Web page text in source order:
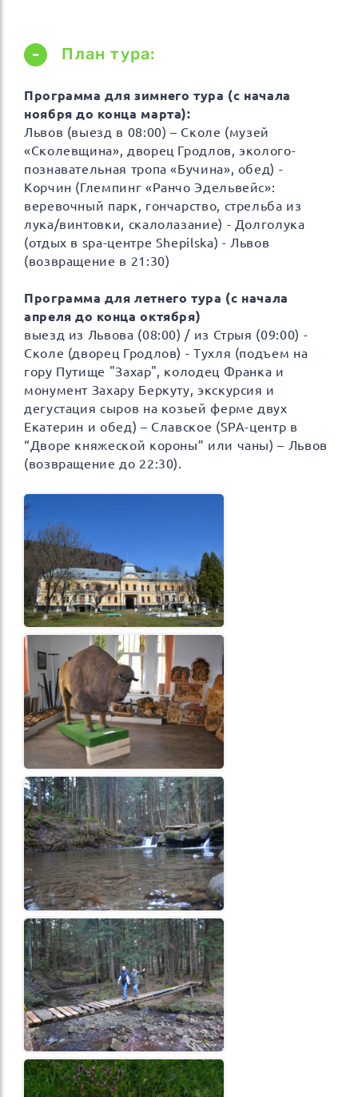
План тура:
Программа для зимнего тура (с начала
ноября до конца марта):
Львов (выезд в 08:00) – Сколе (музей
«Сколевщина», дворец Гродлов, эколого-
познавательная тропа «Бучина», обед) -
Корчин (Глемпинг «Ранчо Эдельвейс»:
веревочный парк, гончарство, стрельба из
лука/винтовки, скалолазание) - Долголука
(отдых в spa-центре Shepilska) - Львов
(возвращение в 21:30)
Программа для летнего тура (с начала
апреля до конца октября)
выезд из Львова (08:00) / из Стрыя (09:00) -
Сколе (дворец Гродлов) - Тухля (подъем на
гору Путище "Захар", колодец Франка и
монумент Захару Беркуту, экскурсия и
дегустация сыров на козьей ферме двух
Екатерин и обед) – Славское (SPA-центр в
“Дворе княжеской короны” или чаны) – Львов
(возвращение до 22:30).